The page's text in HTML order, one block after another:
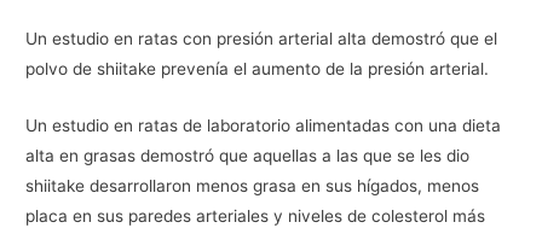
Un estudio en ratas con presión arterial alta demostró que el
polvo de shiitake prevenía el aumento de la presión arterial.
Un estudio en ratas de laboratorio alimentadas con una dieta
alta en grasas demostró que aquellas a las que se les dio
shiitake desarrollaron menos grasa en sus hígados, menos
placa en sus paredes arteriales y niveles de colesterol más